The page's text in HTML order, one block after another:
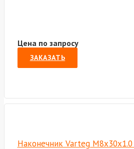
Цена по запросу
ЗАКАЗАТЬ
Наконечник Varteg